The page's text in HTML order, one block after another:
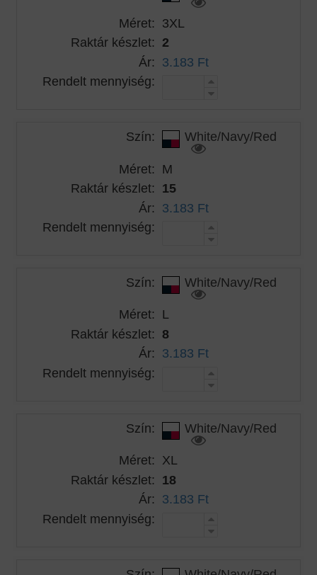
Méret: 3XL
Raktár készlet: 2
Ár: 3.183 Ft
Rendelt mennyiség:
Szín:
White/Navy/Red
Méret: M
Raktár készlet: 15
Ár: 3.183 Ft
Rendelt mennyiség:
Szín:
White/Navy/Red
Méret: L
Raktár készlet: 8
Ár: 3.183 Ft
Rendelt mennyiség:
Szín:
White/Navy/Red
Méret: XL
Raktár készlet: 18
Ár: 3.183 Ft
Rendelt mennyiség: